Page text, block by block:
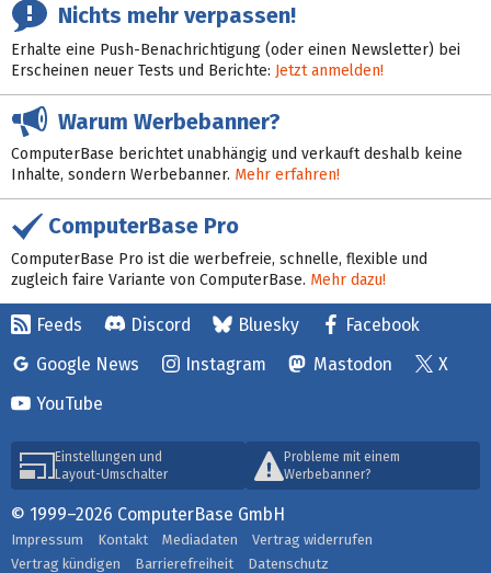
Nichts mehr verpassen!
Erhalte eine Push-Benachrichtigung (oder einen Newsletter) bei
Erscheinen neuer Tests und Berichte: Jetzt anmelden!
Warum Werbebanner?
ComputerBase berichtet unabhängig und verkauft deshalb keine
Inhalte, sondern Werbebanner. Mehr erfahren!
ComputerBase Pro
ComputerBase Pro ist die werbefreie, schnelle, flexible und
zugleich faire Variante von ComputerBase. Mehr dazu!
Feeds Discord Bluesky
Facebook
Google News
Instagram Mastodon
X
YouTube
Einstellungen und
Layout-Umschalter
Probleme mit einem
Werbebanner?
© 1999–2026 ComputerBase GmbH
Impressum Kontakt Mediadaten
Vertrag widerrufen
Vertrag kündigen
Barrierefreiheit Datenschutz